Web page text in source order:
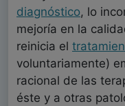
diagnóstico, lo
mejoría en la
reinicia el
voluntariamente)
racional de las
éste y a otras